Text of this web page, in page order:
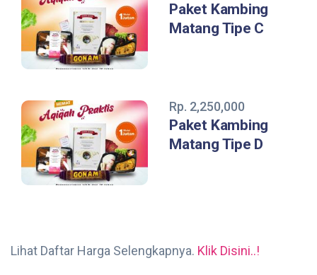
Paket Kambing
Matang Tipe C
Rp. 2,250,000
Paket Kambing
Matang Tipe D
Lihat Daftar Harga Selengkapnya. Klik Disini..!